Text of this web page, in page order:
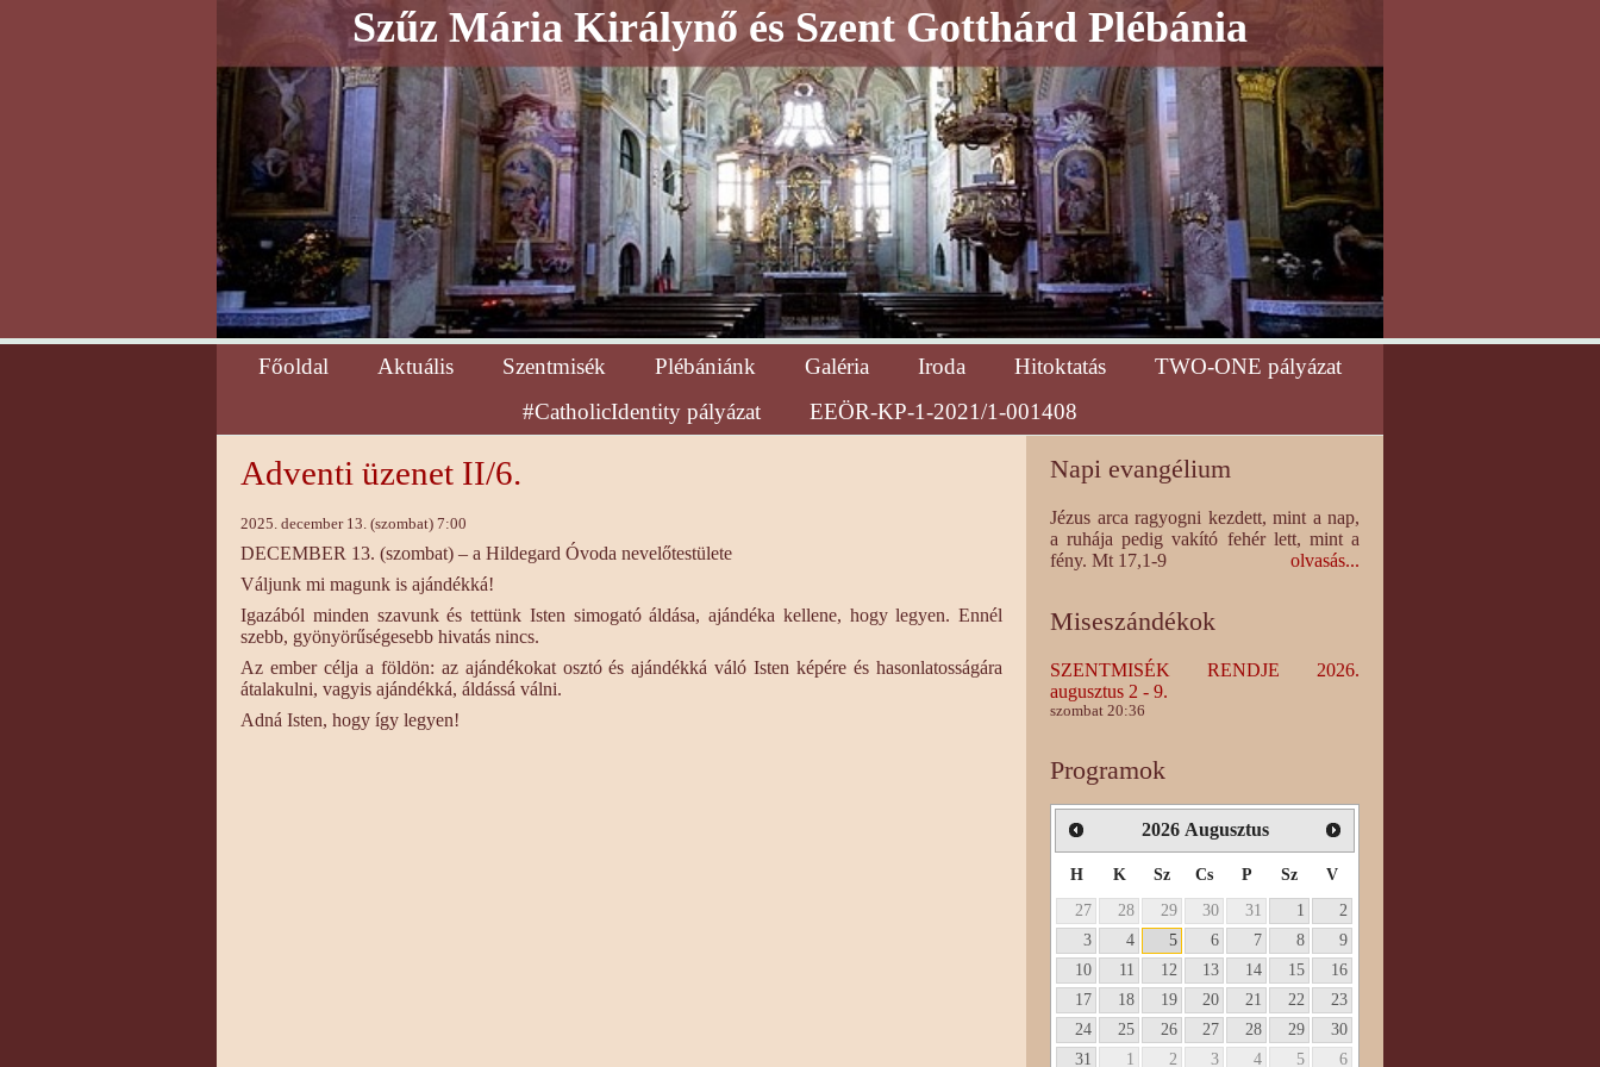
Szűz Mária Királynő és Szent Gotthárd Plébánia
Főoldal Aktuális Szentmisék Plébániánk Galéria Iroda Hitoktatás
TWO-ONE pályázat
#CatholicIdentity pályázat
EEÖR-KP-1-2021/1-001408
Adventi üzenet II/6.
2025. december 13. (szombat) 7:00
DECEMBER 13. (szombat) – a Hildegard Óvoda nevelőtestülete
Váljunk mi magunk is ajándékká!
Igazából minden szavunk és tettünk Isten simogató áldása, ajándéka kellene, hogy legyen. Ennél
szebb, gyönyörűségesebb hivatás nincs.
Az ember célja a földön: az ajándékokat osztó és ajándékká váló Isten képére és hasonlatosságára
átalakulni, vagyis ajándékká, áldássá válni.
Adná Isten, hogy így legyen!
Napi evangélium
Jézus arca ragyogni kezdett, mint a nap,
a ruhája pedig vakító fehér lett, mint a
fény. Mt 17,1-9
olvasás...
Miseszándékok
SZENTMISÉK RENDJE 2026.
augusztus 2 - 9.
szombat 20:36
Programok
2026 Augusztus
H K Sz Cs P Sz
V
27
28 29 30 31 1
2
3
4 5 6 7 8
9
10
11 12 13 14 15
16
17
18 19 20 21 22
23
24
25 26 27 28 29
30
31
1 2 3 4 5 6